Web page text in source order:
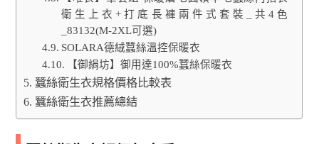
衛生上衣+打底長褲兩件式套裝_共4色
_83132(M-2XL可選)
SOLARA德絨蠶絲溫控保暖衣
【御絹坊】御用達100%蠶絲保暖衣
蠶絲衛生衣規格價格比較表
蠶絲衛生衣推薦總結